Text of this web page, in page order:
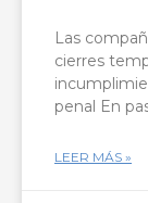
Las
cierres
penal En
LEER MÁS »